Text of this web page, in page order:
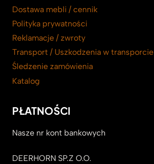
Dostawa mebli / cennik
Polityka prywatności
Reklamacje / zwroty
Transport / Uszkodzenia w transporcie
Śledzenie zamówienia
Katalog
PŁATNOŚCI
Nasze nr kont bankowych
DEERHORN SP.Z O.O.